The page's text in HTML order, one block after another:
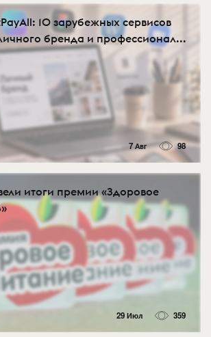
10 зарубежных сервисов
бренда и профессионал...
7 Авг 98
итоги премии «Здоровое
29 Июл 359